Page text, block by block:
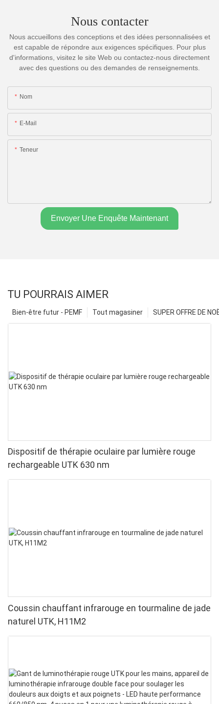
Nous contacter
Nous accueillons des conceptions et des idées personnalisées et
est capable de répondre aux exigences spécifiques. Pour plus
d'informations, visitez le site Web ou contactez-nous directement
avec des questions ou des demandes de renseignements.
Nom
E-Mail
Teneur
Envoyer Une Enquête Maintenant
TU POURRAIS AIMER
SUPER OFFRE DE
Tout magasiner
Bien-être futur - PEMF
Dispositif de thérapie oculaire par lumière rouge
rechargeable UTK 630 nm
Coussin chauffant infrarouge en tourmaline de jade
naturel UTK, H11M2